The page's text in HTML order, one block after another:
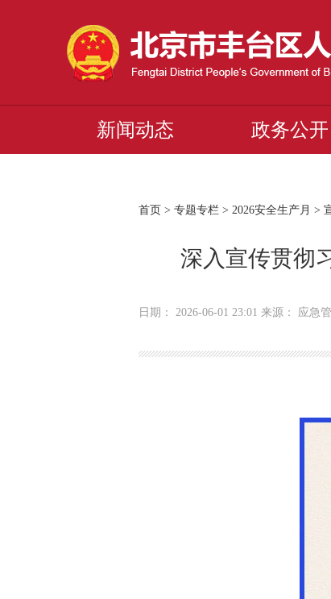
新闻动态 政务公开
首页 > 专题专栏 > 2026安全生产月 >
深入宣传贯彻
日期： 2026-06-01 23:01 来源： 应急